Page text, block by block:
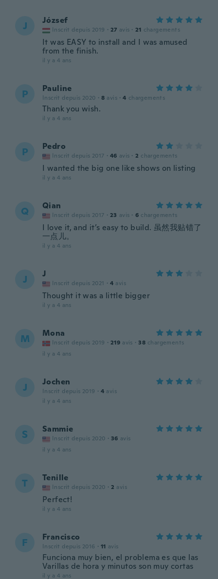
J József
Inscrit depuis 2019 · 27 avis · 21 chargements
It was EASY to install and I was amused
from the finish.
il y a 4 ans
P Pauline
Inscrit depuis 2020 · 8 avis · 4 chargements
Thank you wish.
il y a 4 ans
P Pedro
Inscrit depuis 2017 · 46 avis · 2 chargements
I wanted the big one like shows on listing
il y a 4 ans
Q Qian
Inscrit depuis 2017 · 23 avis · 6 chargements
I love it, and it’s easy to build. 虽然我贴错了
一点儿。
il y a 4 ans
J J
Inscrit depuis 2021 · 4 avis
Thought it was a little bigger
il y a 4 ans
M Mona
Inscrit depuis 2019 · 219 avis · 38 chargements
il y a 4 ans
J Jochen
Inscrit depuis 2019 · 4 avis
il y a 4 ans
S Sammie
Inscrit depuis 2020 · 36 avis
il y a 4 ans
T Tenille
Inscrit depuis 2020 · 2 avis
Perfect!
il y a 4 ans
F Francisco
Inscrit depuis 2016 · 11 avis
Funciona muy bien, el problema es que las
Varillas de hora y minutos son muy cortas
il y a 4 ans